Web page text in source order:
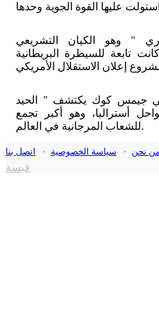
" وهو الكيان التشريعي
تابعة للسيطرة البريطانية
جيمس كوك يكتشف " الحيد
أستراليا، وهو أكبر تجمع
للشعاب المرجانية في العالم.
من نحن • سياسة الخصوصية • اتصل بنا
قبسة